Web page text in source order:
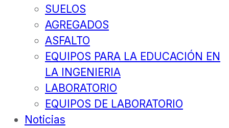
SUELOS
AGREGADOS
ASFALTO
EQUIPOS PARA LA EDUCACIÓN EN
LA INGENIERIA
LABORATORIO
EQUIPOS DE LABORATORIO
Noticias